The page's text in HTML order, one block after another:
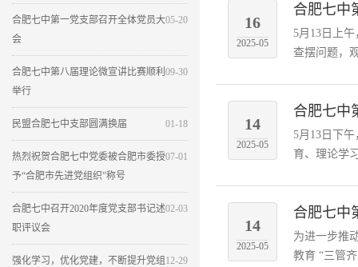
05-20
合肥七中第一党支部召开全体党员大
会
09-30
合肥七中第八届理论微宣讲比赛顺利
举行
01-18
民盟合肥七中支部圆满换届
07-01
热烈祝贺合肥七中党委被合肥市委授
予“合肥市先进党组织”称号
02-03
合肥七中召开2020年度党支部书记述
职评议会
12-29
强化学习，优化党建，不断提升党组
16
2025-05
合肥七中
5月13日上
查摆问题，
14
2025-05
合肥七中
5月13日下
育、理论学
14
2025-05
合肥七中
为进一步推
教育 “三管